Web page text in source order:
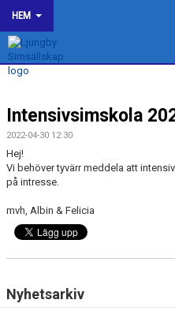
HEM
LJUNGBY SIMSÄLLSKAP
OM KLUBBEN
BILDGALLERI
KONTAKT
SPONSORER
WEBSHOP
Intensivsimskola
2022-04-30 12:30
Hej!
Vi behöver tyvärr meddela att
på intresse.
mvh, Albin & Felicia
Nyhetsarkiv